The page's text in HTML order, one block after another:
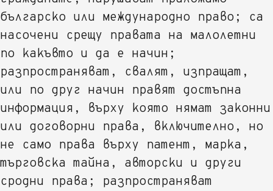
българско или международно право; са
насочени срещу правата на малолетни
по какъвто и да е начин;
разпространяват, свалят, изпращат,
или по друг начин правят достъпна
информация, върху която нямат законни
или договорни права, включително, но
не само права върху патент, марка,
търговска тайна, авторски и други
сродни права; разпространяват